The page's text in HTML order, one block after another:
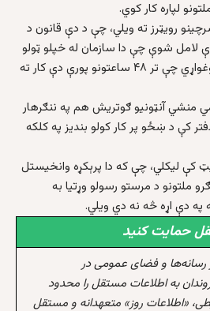
رويټرز ته ويلي، چې د دې قانون د
لامل شوې چې دا سازمان له خپلو ټولو
ښځينه او نارينه کارکوونکو وغواړي چې تر ۴۸ ساعتونو پورې دې کار ته
منشي آنټونيو ګوتريش هم په ننګرهار
کې د ښځو پر کار کولو بنديز په کلکه
کې ليکلي، چې که دا پرېکړه وانخيستل
ملتونو د مرستو رسولو وړتيا به
په دې اړه څه نه دي ويلي.
حمایت کنید
و فضای عمومی در
به اطلاعات مستقل را محدود
«اطلاعات روز» متعهدانه و مستقل